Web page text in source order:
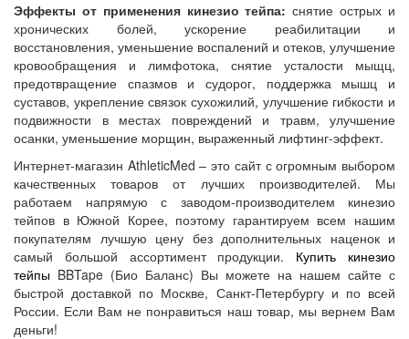
Эффекты от применения кинезио тейпа: снятие острых и
хронических болей, ускорение реабилитации и
восстановления, уменьшение воспалений и отеков, улучшение
кровообращения и лимфотока, снятие усталости мыщц,
предотвращение спазмов и судорог, поддержка мышц и
суставов, укрепление связок сухожилий, улучшение гибкости и
подвижности в местах повреждений и травм, улучшение
осанки, уменьшение морщин, выраженный лифтинг-эффект.
Интернет-магазин AthleticMed – это сайт с огромным выбором
качественных товаров от лучших производителей. Мы
работаем напрямую с заводом-производителем кинезио
тейпов в Южной Корее, поэтому гарантируем всем нашим
покупателям лучшую цену без дополнительных наценок и
самый большой ассортимент продукции. Купить кинезио
тейпы BBTape (Био Баланс) Вы можете на нашем сайте с
быстрой доставкой по Москве, Санкт-Петербургу и по всей
России. Если Вам не понравиться наш товар, мы вернем Вам
деньги!